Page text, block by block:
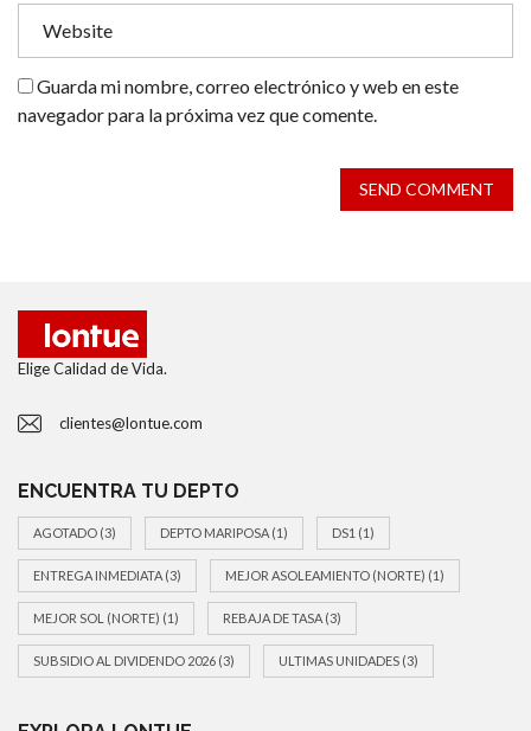
Guarda mi nombre, correo electrónico y web en este
navegador para la próxima vez que comente.
SEND COMMENT
Elige Calidad de Vida.
clientes@lontue.com
ENCUENTRA TU DEPTO
AGOTADO (3) DEPTO MARIPOSA (1) DS1 (1)
ENTREGA INMEDIATA (3) MEJOR ASOLEAMIENTO (NORTE) (1)
MEJOR SOL (NORTE) (1) REBAJA DE TASA (3)
SUBSIDIO AL DIVIDENDO 2026 (3) ULTIMAS UNIDADES (3)